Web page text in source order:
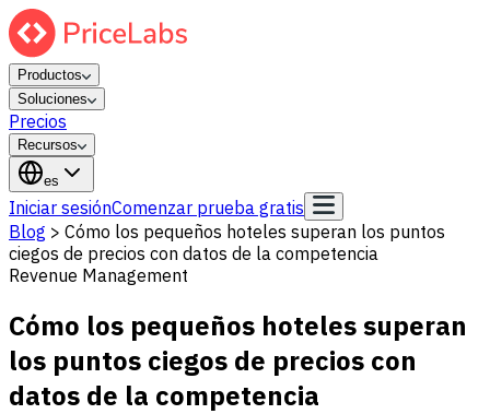
Productos
Soluciones
Precios
Recursos
es
Iniciar sesiónComenzar prueba gratis
Blog > Cómo los pequeños hoteles superan los puntos
ciegos de precios con datos de la competencia
Revenue Management
Cómo los pequeños hoteles superan
los puntos ciegos de precios con
datos de la competencia